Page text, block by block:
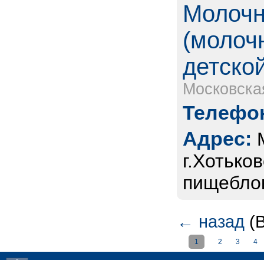
Адрес:
← назад
1 2 3 4